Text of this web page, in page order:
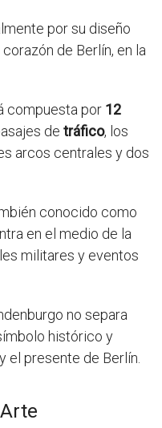
por su diseño
de Berlín, en la
compuesta por 12
de tráfico, los
arcos centrales y dos
conocido como
en el medio de la
militares y eventos
no separa
histórico y
el presente de Berlín.